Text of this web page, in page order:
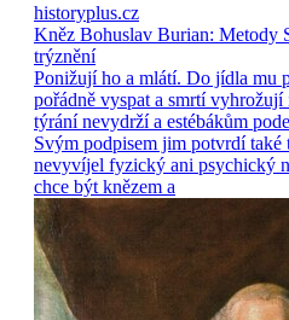
historyplus.cz
Kněz Bohuslav Burian: Metody
trýznění
Ponižují ho a mlátí. Do jídla mu
pořádně vyspat a smrtí
týrání nevydrží a estébákům
Svým podpisem jim potvrdí také
nevyvíjel fyzický ani psychický
chce být knězem a